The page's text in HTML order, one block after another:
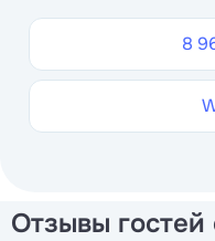
8
Отзывы